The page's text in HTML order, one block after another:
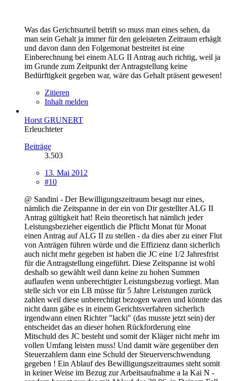
Was das Gerichtsurteil betrift so muss man eines sehen, da
man sein Gehalt ja immer für den geleisteten Zeitraum erhäglt
und davon dann den Folgemonat bestreitet ist eine
Einberechnung bei einem ALG II Antrag auch richtig, weil ja
im Grunde zum Zeitpunkt der Antragstellung keine
Bedürftigkeit gegeben war, wäre das Gehalt präsent gewesen!
Zitieren
Inhalt melden
Horst GRUNERT
Erleuchteter
Beiträge
3.503
13. Mai 2012
#10
@ Sandini - Der Bewilligungszeitraum besagt nur eines,
nämlich die Zeitspanne in der ein von Dir gestellter ALG II
Antrag gültigkeit hat! Rein theoretisch hat nämlich jeder
Leistungsbezieher eigentlich die Pflicht Monat für Monat
einen Antrag auf ALG II zu stellen - da dies aber zu einer Flut
von Anträgen führen würde und die Effizienz dann sicherlich
auch nicht mehr gegeben ist haben die JC eine 1/2 Jahresfrist
für die Antragstellung eingeführt. Diese Zeitspanne ist wohl
deshalb so gewählt weil dann keine zu hohen Summen
auflaufen wenn unberechtigter Leistungsbezug vorliegt. Man
stelle sich vor ein LB müsse für 5 Jahre Leistungen zurück
zahlen weil diese unberechtigt bezogen waren und könnte das
nicht dann gäbe es in einem Gerichtsverfahren sicherlich
irgendwann einen Richter "lacki" (das musste jetzt sein) der
entscheidet das an dieser hohen Rückforderung eine
Mitschuld des JC besteht und somit der Kläger nicht mehr im
vollen Umfang leisten muss! Und damit wäre gegenüber den
Steuerzahlern dann eine Schuld der Steuerverschwendung
gegeben ! Ein Ablauf des Bewilligungszeitraumes steht somit
in keiner Weise im Bezug zur Arbeitsaufnahme a la Kai N -